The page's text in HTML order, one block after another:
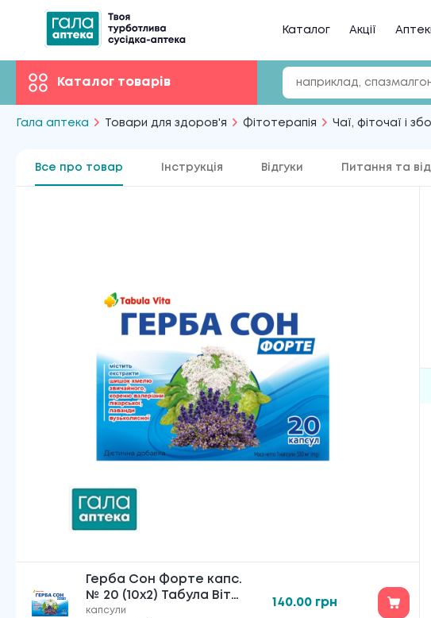
Каталог Акції
Каталог товарів
Гала аптека Товари для здоров'я Фітотерапія Чаї, фіточаї і
Все про товар Інструкція Відгуки Питання та
Герба Сон Форте капс.
№ 20 (10х2) Табула Віта
БАД
капсули
140.00 грн